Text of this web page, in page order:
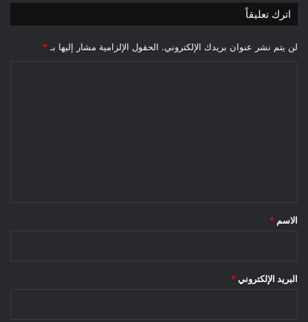
اترك تعليقاً
لن يتم نشر عنوان بريدك الإلكتروني. الحقول الإلزامية مشار إليها بـ *
*
الاسم *
البريد الإلكتروني *